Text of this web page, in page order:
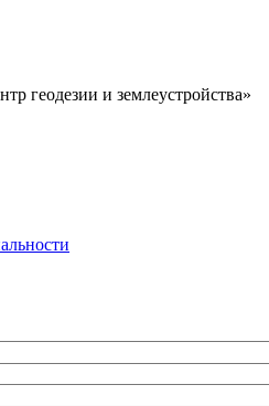
геодезии и землеустройства»